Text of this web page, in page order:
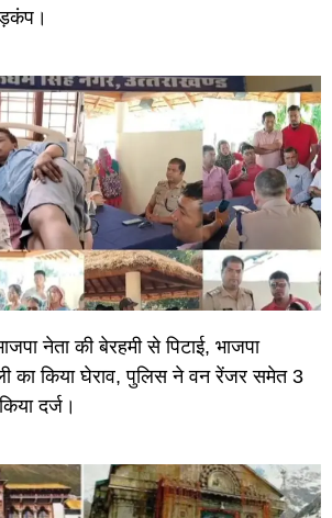
नेता की बेरहमी से पिटाई, भाजपा
का किया घेराव, पुलिस ने वन रेंजर समेत 3
दर्ज।